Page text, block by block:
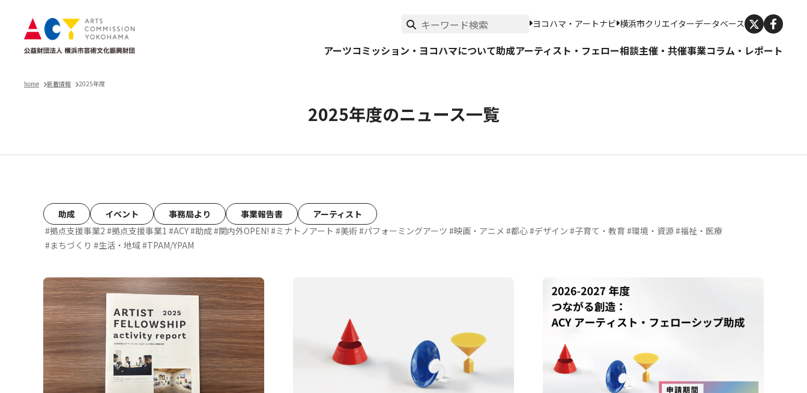
ヨコハマ・アートナビ 横浜市クリエイターデータベース
アーツコミッション・ヨコハマについて助成アーティスト・フェロー相談主催・共催事業コラム・レポート
home 新着情報 2025年度
2025年度のニュース一覧
お知らせ
助成 イベント 事務局より 事業報告書
アーティスト
#拠点支援事業2 #拠点支援事業1 #ACY#助成#関内外OPEN! #ミナトノアート #美術#パフォーミングアーツ #映画・アニメ #都心#デザイン #子育て・教育 #環境・資源#福祉・医療
#まちづくり #生活・地域#TPAM/YPAM